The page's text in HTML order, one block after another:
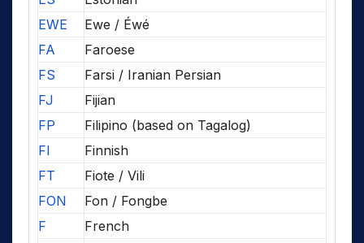
EWE
Ewe / Éwé
FA
Faroese
FS
Farsi / Iranian Persian
FJ
Fijian
FP
Filipino (based on Tagalog)
FI
Finnish
FT
Fiote / Vili
FON
Fon / Fongbe
F
French